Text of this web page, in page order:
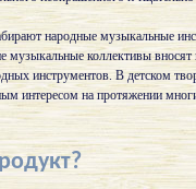
народные музыкальные
музыкальные коллективы
инструментов. В детском
интересом на протяжении